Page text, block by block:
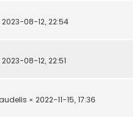
2023-08-12, 22:54
2023-08-12, 22:51
« 2022-11-15, 17:36